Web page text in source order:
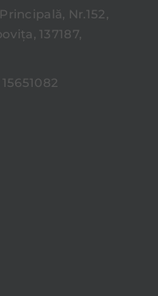
Nr.152,
137187,